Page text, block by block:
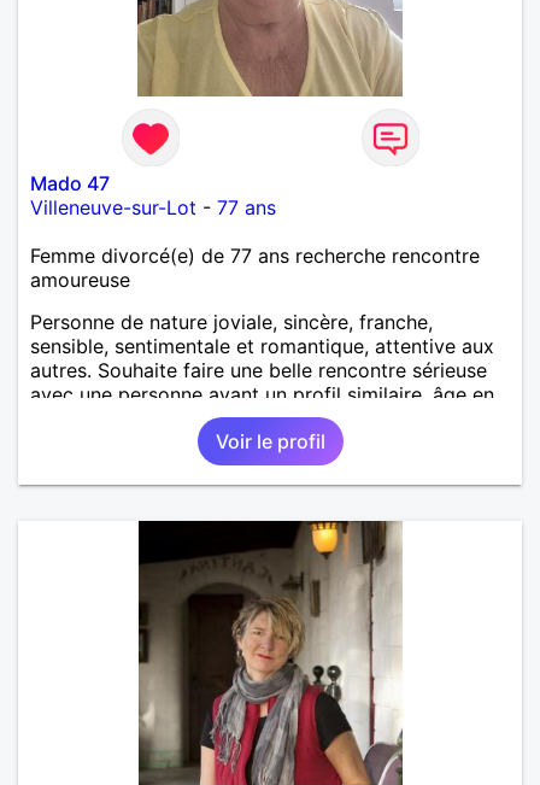
Mado 47
Villeneuve-sur-Lot - 77 ans
Femme divorcé(e) de 77 ans recherche rencontre
amoureuse
Personne de nature joviale, sincère, franche,
sensible, sentimentale et romantique, attentive aux
autres. Souhaite faire une belle rencontre sérieuse
avec une personne ayant un profil similaire, âge en
rapport et proche si possible Je déteste le
mensonge et l hypocrisie ainsi que les conflits. J
aime les balades, les villages aux vieilles pierres,
restaurants, musique, mer, montagne, cuisiner et
humour et le dialogue qui est la base d une bonne
Voir le profil